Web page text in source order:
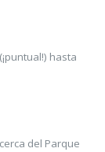
hasta
del Parque